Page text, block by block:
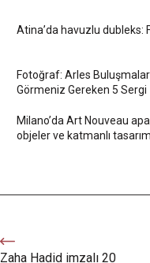
Atina’da havuzlu dubleks:
Fotoğraf: Arles
Görmeniz Gereken 5 Sergi
Milano’da Art Nouveau
objeler ve katmanlı tasarım
Zaha Hadid imzalı 20